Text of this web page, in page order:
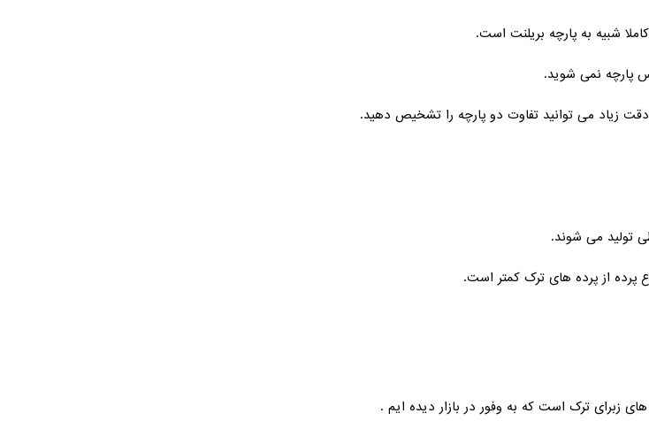
شبیه به پارچه بریلنت است.
پارچه نمی شوید.
زیاد می توانید تفاوت دو پارچه را تشخیص دهید.
پرده از پرده های ترک کمتر است.
زبرای ترک است که به وفور در بازار دیده ایم .